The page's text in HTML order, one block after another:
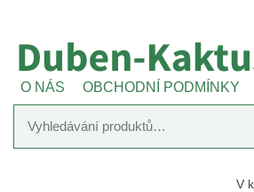
O NÁS OBCHODNÍ PODMÍNKY
V